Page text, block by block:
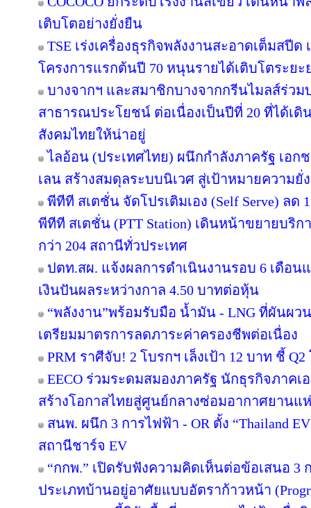
เติบโตอย่างยั่งยืน
TSE เร่งเครื่องธุรกิจพลังงานสะอาดเต็มสปีด
โครงการแรกต้นปี 70 หนุนรายได้เติบโตระยะ
บางจากฯ และสมาชิกบางจากกรีนไมลส์ร่วม
สาธารณประโยชน์ ต่อเนื่องเป็นปีที่ 20 ที่ได้เดิ
สังคมไทยให้น่าอยู่
ไลอ้อน (ประเทศไทย) ผนึกกำลังภาครัฐ เอ
เลน สร้างสมดุลระบบนิเวศ สู่เป้าหมายความยั่
พีทีที สเตชั่น จัดโปรเติมเอง (Self Serve) ลด
พีทีที สเตชั่น (PTT Station) เดินหน้าขยายบริก
กว่า 204 สถานีทั่วประเทศ
ปตท.สผ. แจ้งผลการดำเนินงานรอบ 6 เดือน
เงินปันผลระหว่างกาล 4.50 บาทต่อหุ้น
“พลังงาน”พร้อมรับมือ น้ำมัน - LNG ที่ผันผว
เตรียมมาตรการลดภาระค่าครองชีพต่อเนื่อง
PRM ราศีจับ! 2 โบรกฯ เล็งเป้า 12 บาท ชี้
EECO ร่วมระดมสมองภาครัฐ นักธุรกิจภาค
สร้างโอกาสไทยสู่ศูนย์กลางซ่อมอากาศยานแ
สนพ. ผนึก 3 การไฟฟ้า - OR ตั้ง “Thailand
สถานีชาร์จ EV
“กกพ.” เปิดรับฟังความคิดเห็นต่อข้อเสนอ 3
ประเภทบ้านอยู่อาศัยแบบอัตราก้าวหน้า